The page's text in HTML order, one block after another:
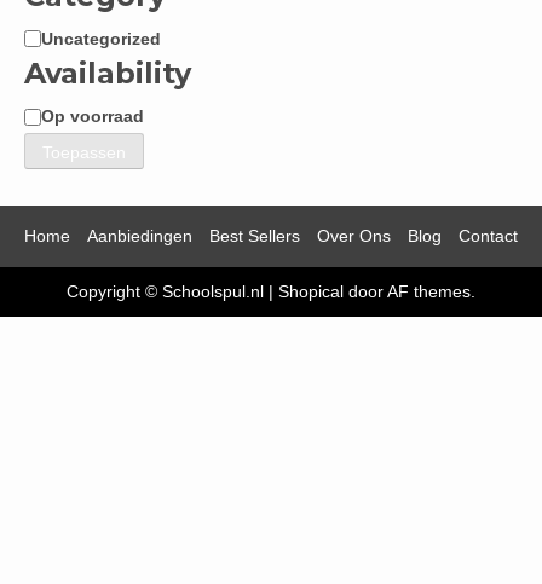
Categorie
Uncategorized
Availability
Beschikbaarheid
Op voorraad
Toepassen
Home Aanbiedingen Best Sellers Over Ons Blog Contact
Copyright © Schoolspul.nl | Shopical door AF themes.